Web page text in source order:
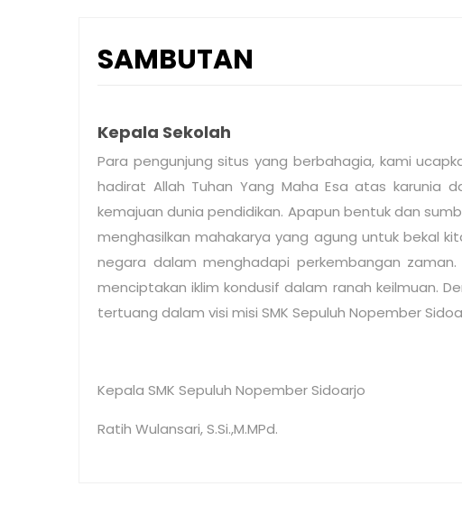
SAMBUTAN
Kepala Sekolah
Para pengunjung situs yang berbahagia, kami
hadirat Allah Tuhan Yang Maha Esa atas karunia
kemajuan dunia pendidikan. Apapun bentuk dan
menghasilkan mahakarya yang agung untuk bekal
negara dalam menghadapi perkembangan
menciptakan iklim kondusif dalam ranah keilmuan.
tertuang dalam visi misi SMK Sepuluh Nopember
Kepala SMK Sepuluh Nopember Sidoarjo
Ratih Wulansari, S.Si.,M.MPd.